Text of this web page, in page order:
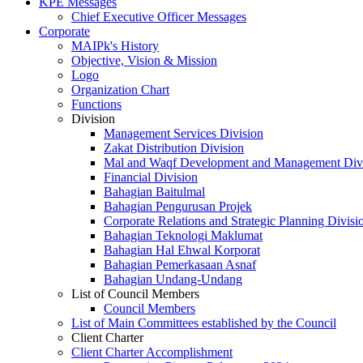
Chief Executive Officer Messages
Corporate
MAIPk's History
Objective, Vision & Mission
Logo
Organization Chart
Functions
Division
Management Services Division
Zakat Distribution Division
Mal and Waqf Development and Management
Financial Division
Bahagian Baitulmal
Bahagian Pengurusan Projek
Corporate Relations and Strategic Planning
Bahagian Teknologi Maklumat
Bahagian Hal Ehwal Korporat
Bahagian Pemerkasaan Asnaf
Bahagian Undang-Undang
List of Council Members
Council Members
List of Main Committees established by the Council
Client Charter
Client Charter Accomplishment